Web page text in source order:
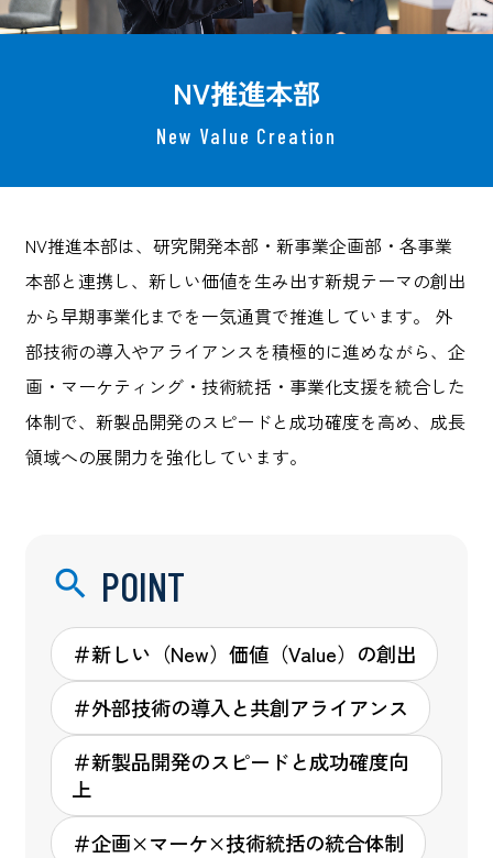
NV推進本部
New Value Creation
NV推進本部は、研究開発本部・新事業企画部・各事業
本部と連携し、新しい価値を生み出す新規テーマの創出
から早期事業化までを一気通貫で推進しています。 外
部技術の導入やアライアンスを積極的に進めながら、企
画・マーケティング・技術統括・事業化支援を統合した
体制で、新製品開発のスピードと成功確度を高め、成長
領域への展開力を強化しています。
POINT
＃新しい（New）価値（Value）の創出
＃外部技術の導入と共創アライアンス
＃新製品開発のスピードと成功確度向
上
＃企画×マーケ×技術統括の統合体制